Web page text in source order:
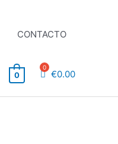
CONTACTO
0 €0.00